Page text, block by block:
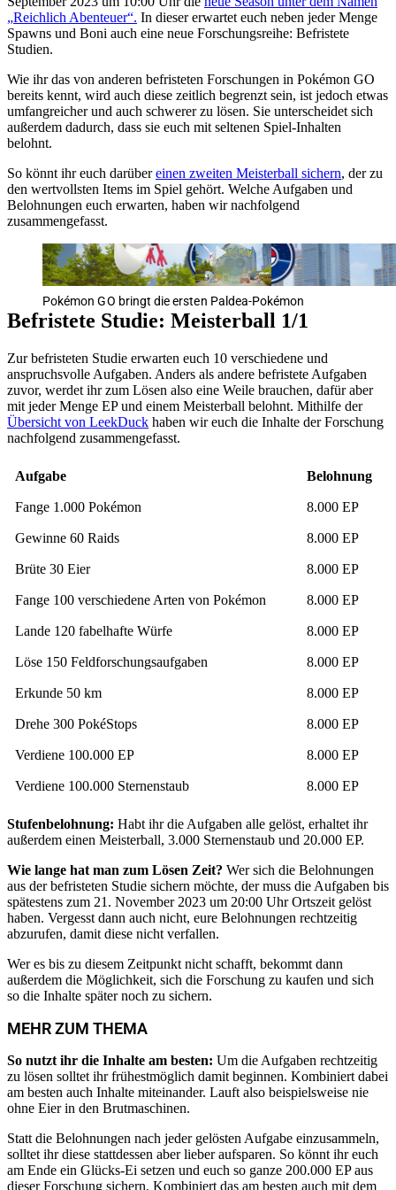
Reichlich Abenteuer . In dieser erwartet euch neben jeder Menge
Spawns und Boni auch eine neue Forschungsreihe: Befristete
Studien.
Wie ihr das von anderen befristeten Forschungen in Pokémon GO
bereits kennt, wird auch diese zeitlich begrenzt sein, ist jedoch etwas
umfangreicher und auch schwerer zu lösen. Sie unterscheidet sich
außerdem dadurch, dass sie euch mit seltenen Spiel-Inhalten
belohnt.
So könnt ihr euch darübereinen zweiten Meisterball sichern, der zu
den wertvollsten Items im Spiel gehört. Welche Aufgaben und
Belohnungen euch erwarten, haben wir nachfolgend
zusammengefasst.
Pokémon GO bringt die ersten Paldea-Pokémon
Befristete Studie: Meisterball 1/1
Zur befristeten Studie erwarten euch 10 verschiedene und
anspruchsvolle Aufgaben. Anders als andere befristete Aufgaben
zuvor, werdet ihr zum Lösen also eine Weile brauchen, dafür aber
mit jeder Menge EP und einem Meisterball belohnt. Mithilfe der
Übersicht von LeekDuck haben wir euch die Inhalte der Forschung
nachfolgend zusammengefasst.
Aufgabe Belohnung
Fange 1.000 Pokémon 8.000 EP
Gewinne 60 Raids 8.000 EP
Brüte 30 Eier 8.000 EP
Fange 100 verschiedene Arten von Pokémon 8.000 EP
Lande 120 fabelhafte Würfe 8.000 EP
Löse 150 Feldforschungsaufgaben 8.000 EP
Erkunde 50 km 8.000 EP
Drehe 300 PokéStops 8.000 EP
Verdiene 100.000 EP 8.000 EP
Verdiene 100.000 Sternenstaub 8.000 EP
Stufenbelohnung: Habt ihr die Aufgaben alle gelöst, erhaltet ihr
außerdem einen Meisterball, 3.000 Sternenstaub und 20.000 EP.
Wie lange hat man zum Lösen Zeit? Wer sich die Belohnungen
aus der befristeten Studie sichern möchte, der muss die Aufgaben bis
spätestens zum 21. November 2023 um 20:00 Uhr Ortszeit gelöst
haben. Vergesst dann auch nicht, eure Belohnungen rechtzeitig
abzurufen, damit diese nicht verfallen.
Wer es bis zu diesem Zeitpunkt nicht schafft, bekommt dann
außerdem die Möglichkeit, sich die Forschung zu kaufen und sich
so die Inhalte später noch zu sichern.
MEHR ZUM THEMA
Pokémon GO: Feuer-und-Eis-Schlüpftag – So
nutzt ihr die erhöhte Shiny-Chance
von Paul Kutzner
So nutzt ihr die Inhalte am besten: Um die Aufgaben rechtzeitig
zu lösen solltet ihr frühestmöglich damit beginnen. Kombiniert dabei
am besten auch Inhalte miteinander. Lauft also beispielsweise nie
ohne Eier in den Brutmaschinen.
Statt die Belohnungen nach jeder gelösten Aufgabe einzusammeln,
solltet ihr diese stattdessen aber lieber aufsparen. So könnt ihr euch
am Ende ein Glücks-Ei setzen und euch so ganze 200.000 EP aus
dieser Forschung sichern. Kombiniert das am besten auch mit dem